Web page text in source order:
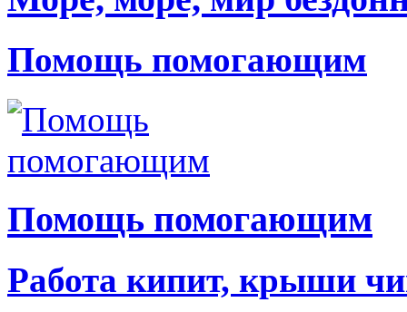
Помощь помогающим
Помощь помогающим
Работа кипит, крыши